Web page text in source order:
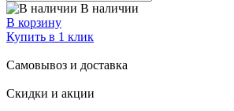
В наличии
В корзину
Купить в 1 клик
Самовывоз и доставка
Скидки и акции